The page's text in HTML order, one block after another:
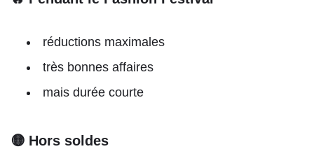
réductions maximales
très bonnes affaires
mais durée courte
🟡 Hors soldes